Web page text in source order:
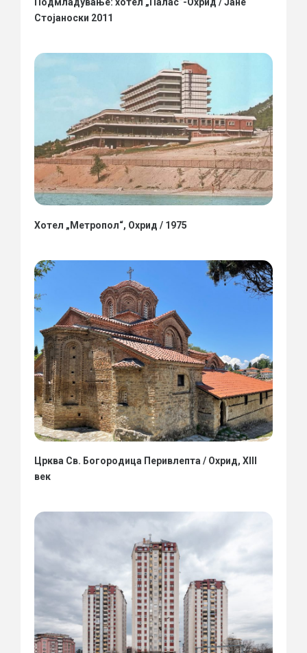
Стојаноски 2011
Хотел „Метропол“, Охрид / 1975
Црква Св. Богородица Перивлепта / Охрид, XIII
век